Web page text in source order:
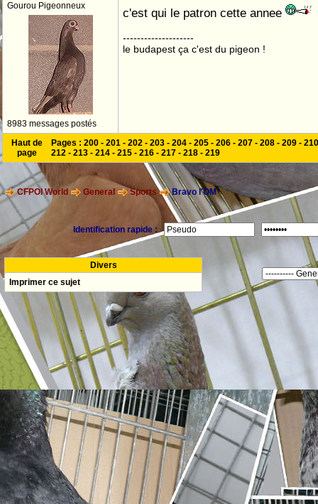
Gourou Pigeonneux
8983 messages postés
c'est qui le patron cette annee
--------------------
le budapest ça c'est du pigeon !
Haut de
page
Pages : 200 - 201 - 202 - 203 - 204 - 205 - 206 - 207 - 208 - 209 - 210
212 - 213 - 214 - 215 - 216 - 217 - 218 - 219
CFPOI World General Sports Bravo l'OM
Identification rapide :
Divers
Imprimer ce sujet